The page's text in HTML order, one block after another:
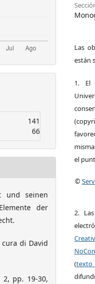
141
66
und seinen
der
cura di David
2, pp. 19-30,
Las
están
1. El
el
©
2.
(